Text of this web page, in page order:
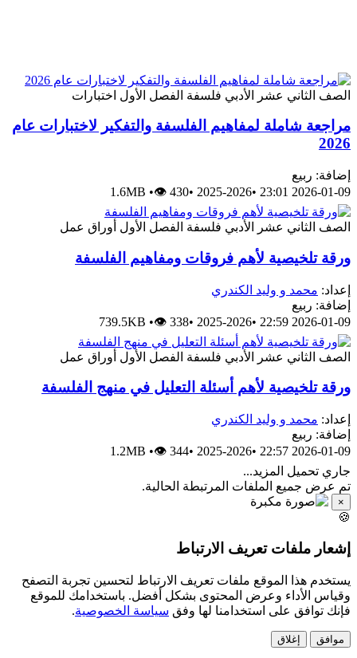
الصف الثاني عشر الأدبي فلسفة الفصل الأول اختبارات
مراجعة شاملة لمفاهيم الفلسفة والتفكير لاختبارات عام
2026
إضافة: ربيع
2026-01-09 23:01
•
2025-2026
•
1.6MB •👁 430
الصف الثاني عشر الأدبي فلسفة الفصل الأول أوراق عمل
ورقة تلخيصية لأهم فروقات ومفاهيم الفلسفة
إعداد: محمد و وليد الكندري
إضافة: ربيع
2026-01-09 22:59
•
2025-2026
•
739.5KB •👁 338
الصف الثاني عشر الأدبي فلسفة الفصل الأول أوراق عمل
ورقة تلخيصية لأهم أسئلة التعليل في منهج الفلسفة
إعداد: محمد و وليد الكندري
إضافة: ربيع
2026-01-09 22:57
•
2025-2026
•
1.2MB •👁 344
جاري تحميل المزيد...
تم عرض جميع الملفات المرتبطة الحالية.
×
🍪
إشعار ملفات تعريف الارتباط
يستخدم هذا الموقع ملفات تعريف الارتباط لتحسين تجربة التصفح
وقياس الأداء وعرض المحتوى بشكل أفضل. باستخدامك للموقع
فإنك توافق على استخدامنا لها وفق سياسة الخصوصية.
موافق إغلاق